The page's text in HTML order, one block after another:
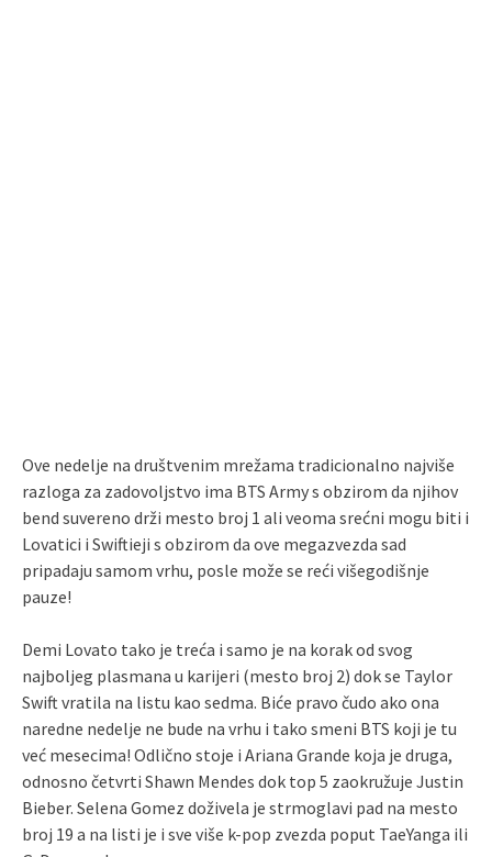
Ove nedelje na društvenim mrežama tradicionalno najviše
razloga za zadovoljstvo ima BTS Army s obzirom da njihov
bend suvereno drži mesto broj 1 ali veoma srećni mogu biti i
Lovatici i Swiftieji s obzirom da ove megazvezda sad
pripadaju samom vrhu, posle može se reći višegodišnje
pauze!
Demi Lovato tako je treća i samo je na korak od svog
najboljeg plasmana u karijeri (mesto broj 2) dok se Taylor
Swift vratila na listu kao sedma. Biće pravo čudo ako ona
naredne nedelje ne bude na vrhu i tako smeni BTS koji je tu
već mesecima! Odlično stoje i Ariana Grande koja je druga,
odnosno četvrti Shawn Mendes dok top 5 zaokružuje Justin
Bieber. Selena Gomez doživela je strmoglavi pad na mesto
broj 19 a na listi je i sve više k-pop zvezda poput TaeYanga ili